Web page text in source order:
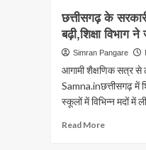
होगी
आवेदन
छत्तीसगढ़
के
अब
गूंजेंगे
भोजन
छत्तीसगढ़ के
बढ़ी,शिक्षा विभाग
Simran Pangare
आगामी शैक्षणिक सत्र से
Samna.inछत्तीसगढ़ में
स्कूलों में विभिन्न मदों में
Read MoreRead